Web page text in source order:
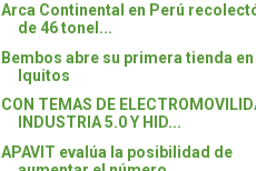
Arca Continental en Perú
de 46 tonel...
Bembos abre su primera tienda en
Iquitos
CON TEMAS DE
INDUSTRIA 5.0 Y HID...
APAVIT evalúa la posibilidad de